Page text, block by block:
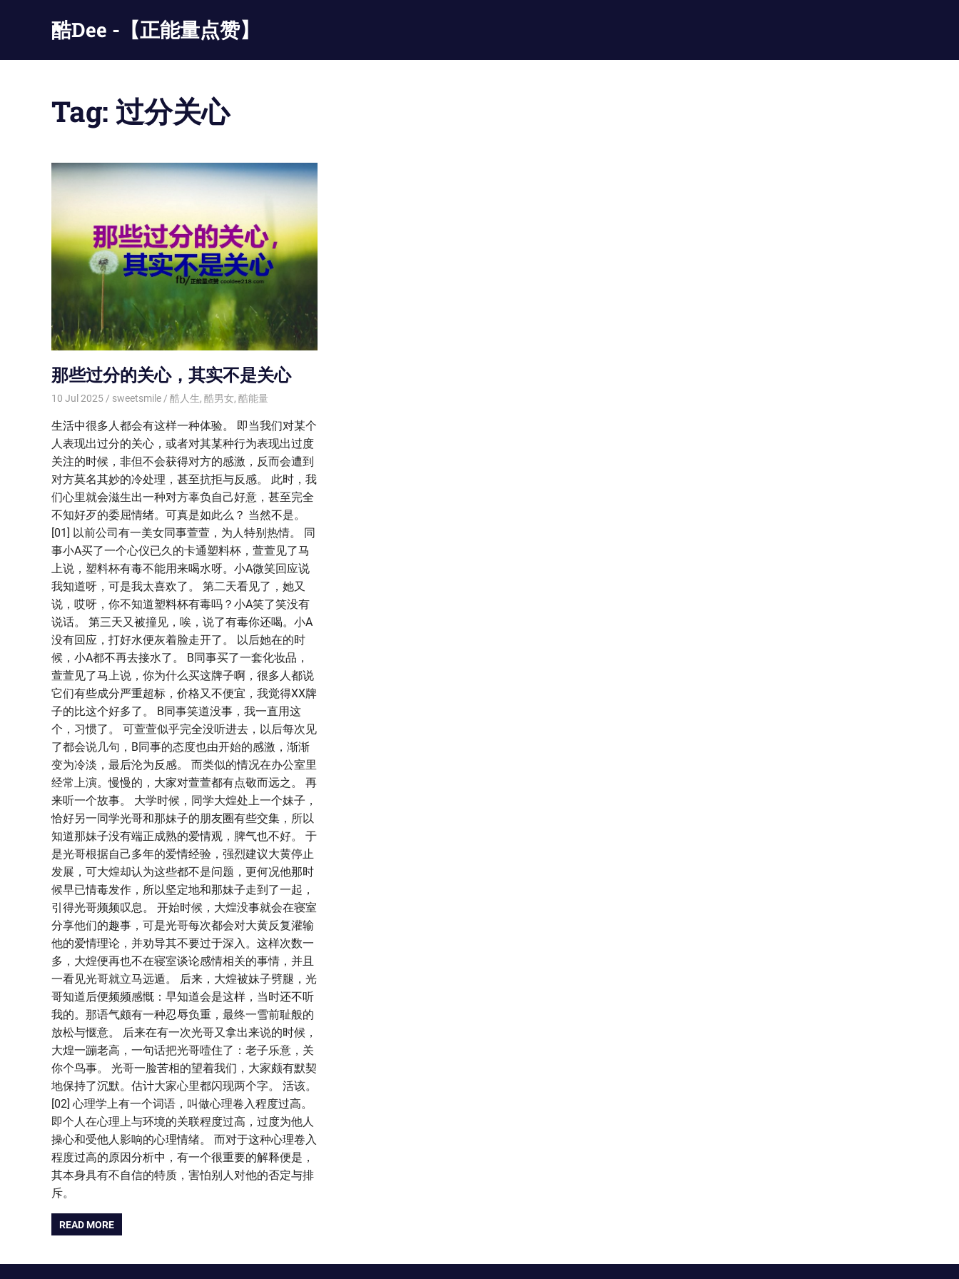
酷Dee -【正能量点赞】
酷
只
酷
Tag: 过分关心
那些过分的关心，其实不是关心
10 Jul 2025 sweetsmile 酷人生, 酷男女, 酷能量
生活中很多人都会有这样一种体验。 即当我们对某个
人表现出过分的关心，或者对其某种行为表现出过度
关注的时候，非但不会获得对方的感激，反而会遭到
对方莫名其妙的冷处理，甚至抗拒与反感。 此时，我
们心里就会滋生出一种对方辜负自己好意，甚至完全
不知好歹的委屈情绪。可真是如此么？ 当然不是。
[01] 以前公司有一美女同事萱萱，为人特别热情。 同
事小A买了一个心仪已久的卡通塑料杯，萱萱见了马
上说，塑料杯有毒不能用来喝水呀。小A微笑回应说
我知道呀，可是我太喜欢了。 第二天看见了，她又
说，哎呀，你不知道塑料杯有毒吗？小A笑了笑没有
说话。 第三天又被撞见，唉，说了有毒你还喝。小A
没有回应，打好水便灰着脸走开了。 以后她在的时
候，小A都不再去接水了。 B同事买了一套化妆品，
萱萱见了马上说，你为什么买这牌子啊，很多人都说
它们有些成分严重超标，价格又不便宜，我觉得XX牌
子的比这个好多了。 B同事笑道没事，我一直用这
个，习惯了。 可萱萱似乎完全没听进去，以后每次见
了都会说几句，B同事的态度也由开始的感激，渐渐
变为冷淡，最后沦为反感。 而类似的情况在办公室里
经常上演。慢慢的，大家对萱萱都有点敬而远之。 再
来听一个故事。 大学时候，同学大煌处上一个妹子，
恰好另一同学光哥和那妹子的朋友圈有些交集，所以
知道那妹子没有端正成熟的爱情观，脾气也不好。 于
是光哥根据自己多年的爱情经验，强烈建议大黄停止
发展，可大煌却认为这些都不是问题，更何况他那时
候早已情毒发作，所以坚定地和那妹子走到了一起，
引得光哥频频叹息。 开始时候，大煌没事就会在寝室
分享他们的趣事，可是光哥每次都会对大黄反复灌输
他的爱情理论，并劝导其不要过于深入。这样次数一
多，大煌便再也不在寝室谈论感情相关的事情，并且
一看见光哥就立马远遁。 后来，大煌被妹子劈腿，光
哥知道后便频频感慨：早知道会是这样，当时还不听
我的。那语气颇有一种忍辱负重，最终一雪前耻般的
放松与惬意。 后来在有一次光哥又拿出来说的时候，
大煌一蹦老高，一句话把光哥噎住了：老子乐意，关
你个鸟事。 光哥一脸苦相的望着我们，大家颇有默契
地保持了沉默。估计大家心里都闪现两个字。 活该。
[02] 心理学上有一个词语，叫做心理卷入程度过高。
即个人在心理上与环境的关联程度过高，过度为他人
操心和受他人影响的心理情绪。 而对于这种心理卷入
程度过高的原因分析中，有一个很重要的解释便是，
其本身具有不自信的特质，害怕别人对他的否定与排
斥。
READ MORE